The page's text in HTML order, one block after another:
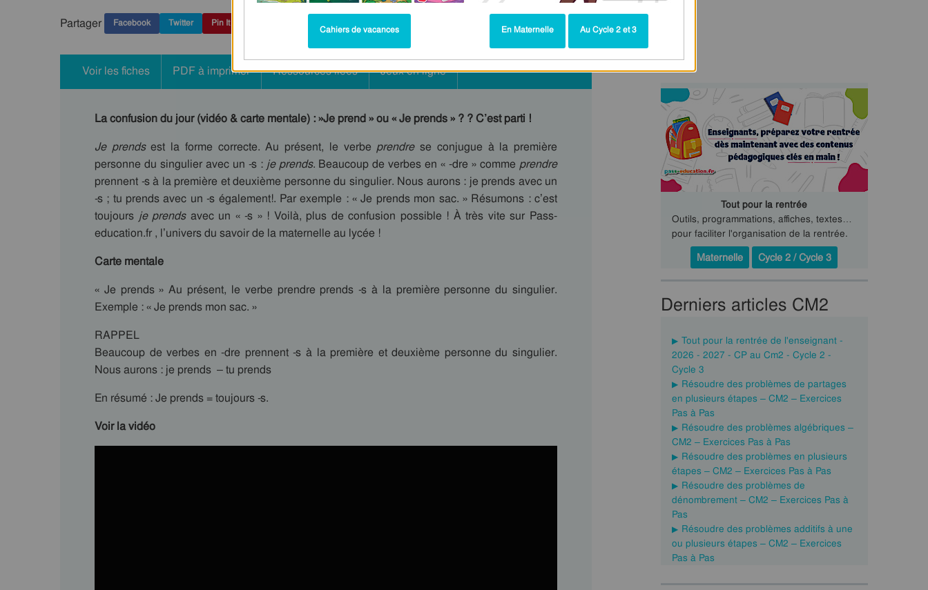
Partager Facebook Twitter Pin It
Voir les fiches PDF à imprimer Ressources liées Jeux en ligne
La confusion du jour (vidéo & carte mentale) : »Je prend » ou « Je prends » ? ? C’est parti !
Je prendsest la forme correcte. Au présent, le verbe prendrese conjugue à la première
personne du singulier avec un -s : je prends. Beaucoup de verbes en « -dre » comme prendre
prennent -s à la première et deuxième personne du singulier. Nous aurons : je prends avec un
-s ; tu prends avec un -s également!. Par exemple : « Je prends mon sac. » Résumons : c’est
toujours je prendsavec un « -s » ! Voilà, plus de confusion possible ! À très vite sur Pass-
education.fr , l’univers du savoir de la maternelle au lycée !
Carte mentale
« Je prends » Au présent, le verbe prendre prends -s à la première personne du singulier.
Exemple : « Je prends mon sac. »
RAPPEL
Beaucoup de verbes en -dre prennent -s à la première et deuxième personne du singulier.
Nous aurons : je prends – tu prends
En résumé : Je prends = toujours -s.
Voir la vidéo
Tout pour la rentrée
Outils, programmations, affiches, textes…
pour faciliter l'organisation de la rentrée.
Maternelle
Cycle 2 / Cycle 3
Derniers articles CM2
Tout pour la rentrée de l'enseignant -
2026 - 2027 - CP au Cm2 - Cycle 2 -
Cycle 3
Résoudre des problèmes de partages
en plusieurs étapes – CM2 – Exercices
Pas à Pas
Résoudre des problèmes algébriques –
CM2 – Exercices Pas à Pas
Résoudre des problèmes en plusieurs
étapes – CM2 – Exercices Pas à Pas
Résoudre des problèmes de
dénombrement – CM2 – Exercices Pas à
Pas
Résoudre des problèmes additifs à une
ou plusieurs étapes – CM2 – Exercices
Pas à Pas
Cahiers de vacances En Maternelle Au Cycle 2 et 3